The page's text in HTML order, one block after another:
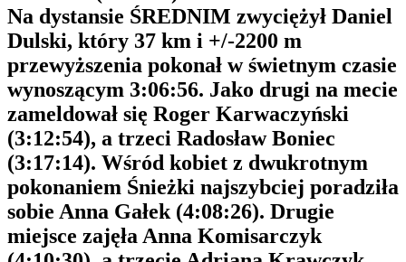
Na dystansie ŚREDNIM zwyciężył Daniel
Dulski, który 37 km i +/-2200 m
przewyższenia pokonał w świetnym czasie
wynoszącym 3:06:56. Jako drugi na mecie
zameldował się Roger Karwaczyński
(3:12:54), a trzeci Radosław Boniec
(3:17:14). Wśród kobiet z dwukrotnym
pokonaniem Śnieżki najszybciej poradziła
sobie Anna Gałek (4:08:26). Drugie
miejsce zajęła Anna Komisarczyk